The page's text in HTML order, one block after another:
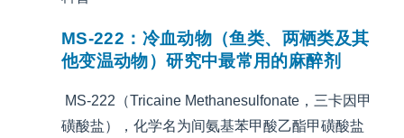
MS-222：冷血动物（鱼类、两栖类及其
他变温动物）研究中最常用的麻醉剂
MS-222（Tricaine Methanesulfonate，三卡因甲
磺酸盐），化学名为间氨基苯甲酸乙酯甲磺酸盐